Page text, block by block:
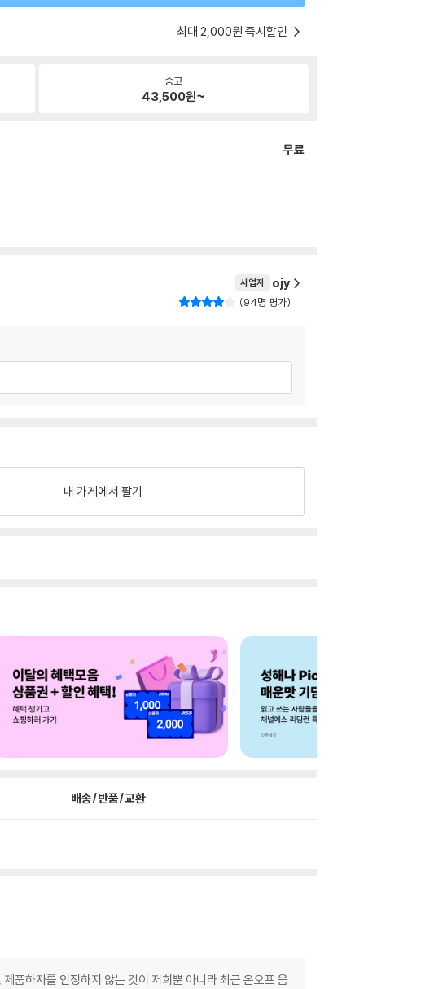
최대 2,000원 즉시할인
중고
43,500원~
무료
사업자 ojy
94명 평가
내 가게에서 팔기
배송/반품/교환
품하자를 인정하지 않는 것이 저희뿐 아니라 최근 온오프 음